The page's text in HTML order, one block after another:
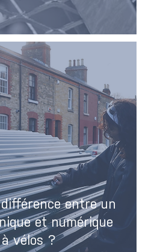
entre un
et numérique
vélos ?